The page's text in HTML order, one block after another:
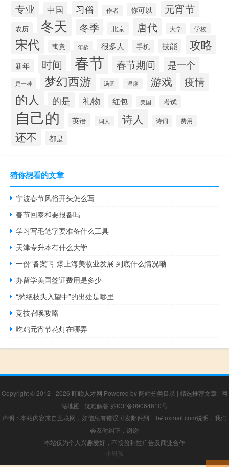
专业 中国 习俗 作者 你可以 元宵节
农历 冬天 冬季 北京 唐代 大学 学校
宋代 寓意 年龄 很多人 手机 技能 攻略
新年 时间 春节 春节期间 是一个
是一种 梦幻西游 汤圆 温度 游戏 疫情
的人 的是 礼物 红包 美国 考试
自己的 英语 词人 诗人 诗词 费用
还不 都是
猜你想看的文章
宁波春节风俗开头怎么写
春节回泰和要报备吗
学习写毛笔字要准备什么工具
天津专升本有什么大学
一份“备案”引爆上海美妆业发展 到底什么情况嘞
办留学美国签证费用是多少
“愁绝枝头入望中”的出处是哪里
竞技召唤攻略
吃鸡元宵节花灯在哪弄
Copyright © 2012 - 2026 盱眙人才网 Powered by 网站分类目录 | 精选推荐文章 | 网
站地图 | 疑难解答 苏ICP备09064610号
声明：本站内容来自互联网，如信息有错误可发邮件到f_fb#foxmail.com说明，我们
会及时纠正，谢谢
本站仅为个人兴趣爱好，不接盈利性广告及商业合作
小男孩